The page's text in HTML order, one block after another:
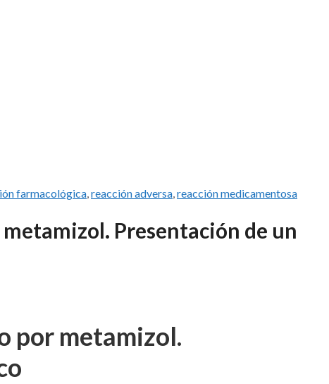
farmacológica,reacción adversa,reacción medicamentosa
Presentación de un
por metamizol.